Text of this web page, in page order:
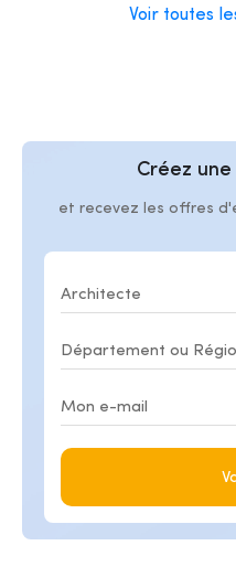
Voir toutes
Créez
et recevez les offres